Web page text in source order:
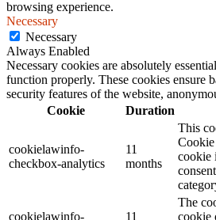
browsing experience.
Necessary
Necessary
Always Enabled
Necessary cookies are absolutely
function properly. These cookies ensure
security features of the website,
Cookie
Duration
cookielawinfo-
checkbox-analytics
11
months
This
cookie
cookielawinfo-
11
The
cookie